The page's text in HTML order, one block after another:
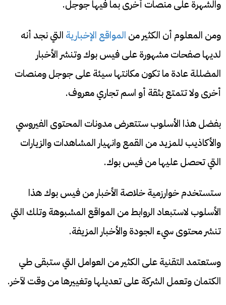
والشهرة على منصات أخرى بما فيها جوجل.
ومن المعلوم أن الكثير من المواقع الإخبارية التي نجد أنه
لديها صفحات مشهورة على فيس بوك وتنشر الأخبار
المضللة عادة ما تكون مكانتها سيئة على جوجل ومنصات
أخرى ولا تتمتع بثقة أو اسم تجاري معروف.
بفضل هذا الأسلوب ستتعرض مدونات المحتوى الفيروسي
والأكاذيب للمزيد من القمع وانهيار المشاهدات والزيارات
التي تحصل عليها من فيس بوك.
ستستخدم خوارزمية خلاصة الأخبار من فيس بوك هذا
الأسلوب لاستبعاد الروابط من المواقع المشبوهة وتلك التي
تنشر محتوى سيء الجودة والأخبار المزيفة.
وستعتمد التقنية على الكثير من العوامل التي ستبقى طي
الكتمان وتعمل الشركة على تعديلها وتغييرها من وقت لآخر.